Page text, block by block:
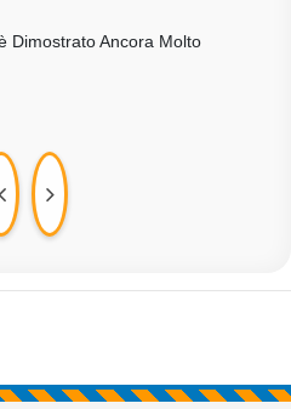
Dimostrato Ancora Molto